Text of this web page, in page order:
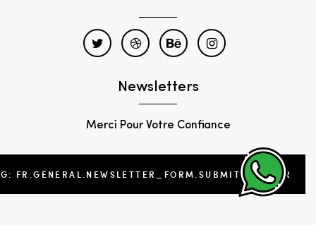
Newsletters
Merci Pour Votre Confiance
FR.GENERAL.NEWSLETTER_FORM.SUBMIT_FOOTER